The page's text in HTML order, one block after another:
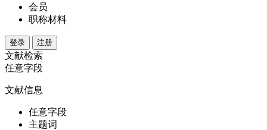
会员
职称材料
登录 注册
文献检索
任意字段
文献信息
任意字段
主题词